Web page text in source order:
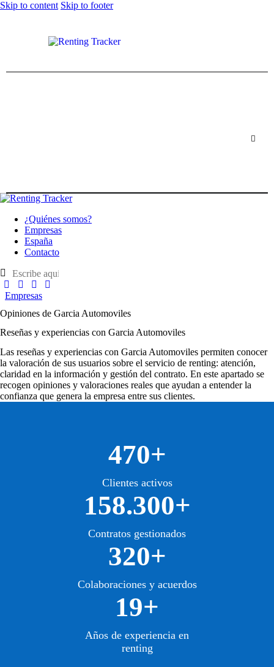
Skip to content Skip to footer
¿Quiénes somos?
Empresas
España
Contacto
Empresas
Opiniones de Garcia Automoviles
Reseñas y experiencias con Garcia Automoviles
Las reseñas y experiencias con Garcia Automoviles permiten conocer
la valoración de sus usuarios sobre el servicio de renting: atención,
claridad en la información y gestión del contrato. En este apartado se
recogen opiniones y valoraciones reales que ayudan a entender la
confianza que genera la empresa entre sus clientes.
470+
Clientes activos
158.300+
Contratos gestionados
320+
Colaboraciones y acuerdos
19+
Años de experiencia en
renting